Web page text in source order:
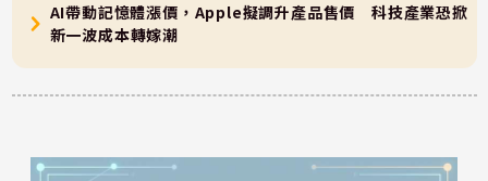
AI帶動記憶體漲價，Apple擬調升產品售價 科技產業恐掀
新一波成本轉嫁潮